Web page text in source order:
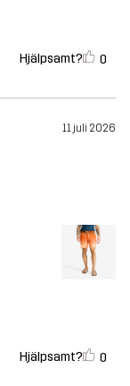
Hjälpsamt? 0
11 juli 2026
Hjälpsamt? 0